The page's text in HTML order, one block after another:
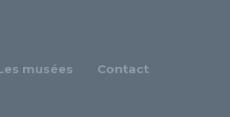
musées Contact